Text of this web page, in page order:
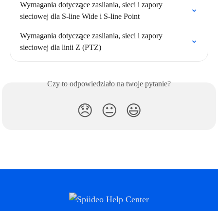
Wymagania dotyczące zasilania, sieci i zapory
sieciowej dla S-line Wide i S-line Point
Wymagania dotyczące zasilania, sieci i zapory
sieciowej dla linii Z (PTZ)
Czy to odpowiedziało na twoje pytanie?
😞 😐 😃